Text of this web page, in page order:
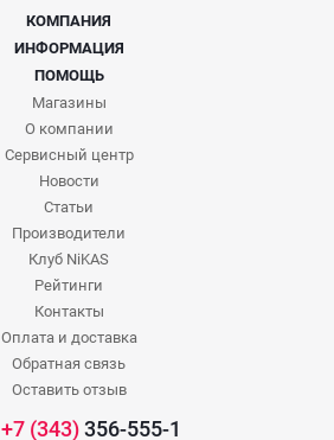
КОМПАНИЯ
ИНФОРМАЦИЯ
ПОМОЩЬ
Магазины
О компании
Сервисный центр
Новости
Статьи
Производители
Клуб NiKAS
Рейтинги
Контакты
Оплата и доставка
Обратная связь
Оставить отзыв
+7 (343)356-555-1